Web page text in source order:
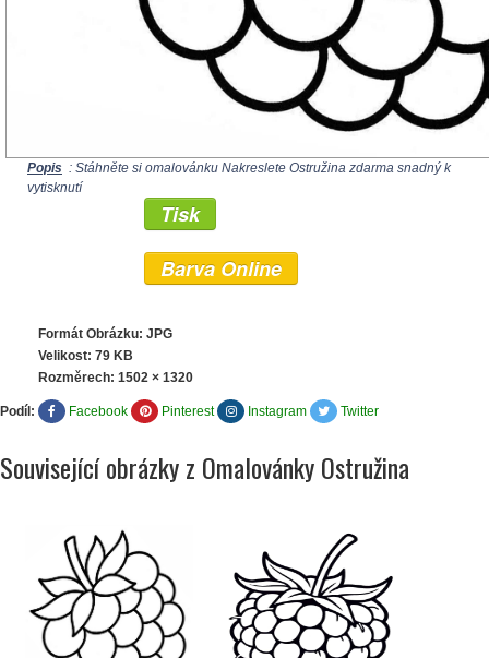
Popis : Stáhněte si omalovánku Nakreslete Ostružina zdarma snadný k
vytisknutí
Tisk
Barva Online
Formát Obrázku: JPG
Velikost: 79 KB
Rozměrech: 1502 × 1320
Podíl: Facebook Pinterest Instagram Twitter
Související obrázky z Omalovánky Ostružina